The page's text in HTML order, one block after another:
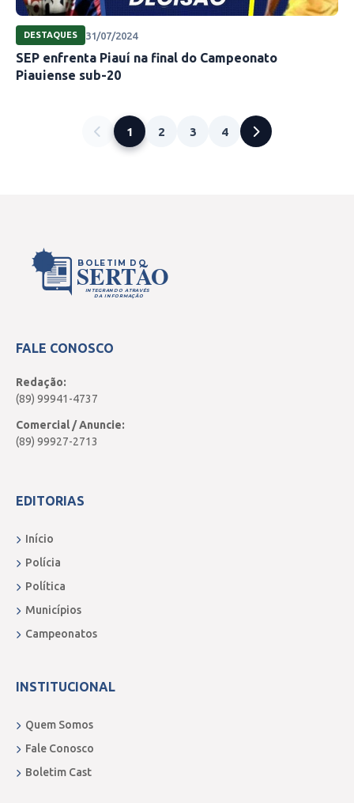
DESTAQUES 31/07/2024
SEP enfrenta Piauí na final do Campeonato
Piauiense sub-20
1 2 3 4
BOLETIM DO
SERTÃO
INTEGRANDO ATRAVÉS
DA INFORMAÇÃO
FALE CONOSCO
Redação:
(89) 99941-4737
Comercial / Anuncie:
(89) 99927-2713
EDITORIAS
Início
Polícia
Política
Municípios
Campeonatos
INSTITUCIONAL
Quem Somos
Fale Conosco
Boletim Cast